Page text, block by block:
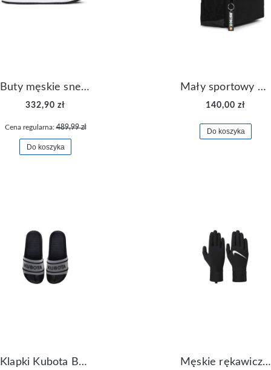
Buty męskie sneakersy Jordan Access AR3762-006
332,90 zł
Cena regularna:489,99 zł
Do koszyka
Mały sportowy plecak plecaczek Nike Brasilia JDI DR6091-017
140,00 zł
Do koszyka
Klapki Kubota Basenowe Gel Czarne Męskie rękawiczki Nike Dri-FIT Lightweight Gloves N.RG.M0.082